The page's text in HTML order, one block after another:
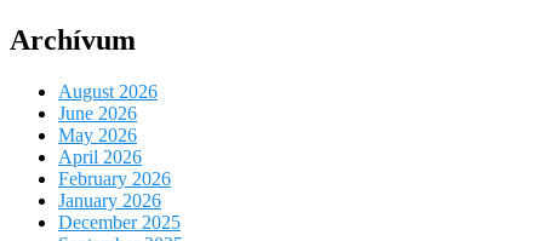
Archívum
August 2026
June 2026
May 2026
April 2026
February 2026
January 2026
December 2025